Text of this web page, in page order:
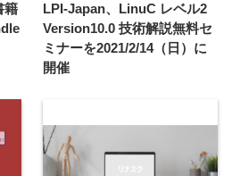
籍
LPI-Japan、LinuC レベル2
Version10.0 技術解説無料セ
ミナーを2021/2/14（日）に
開催